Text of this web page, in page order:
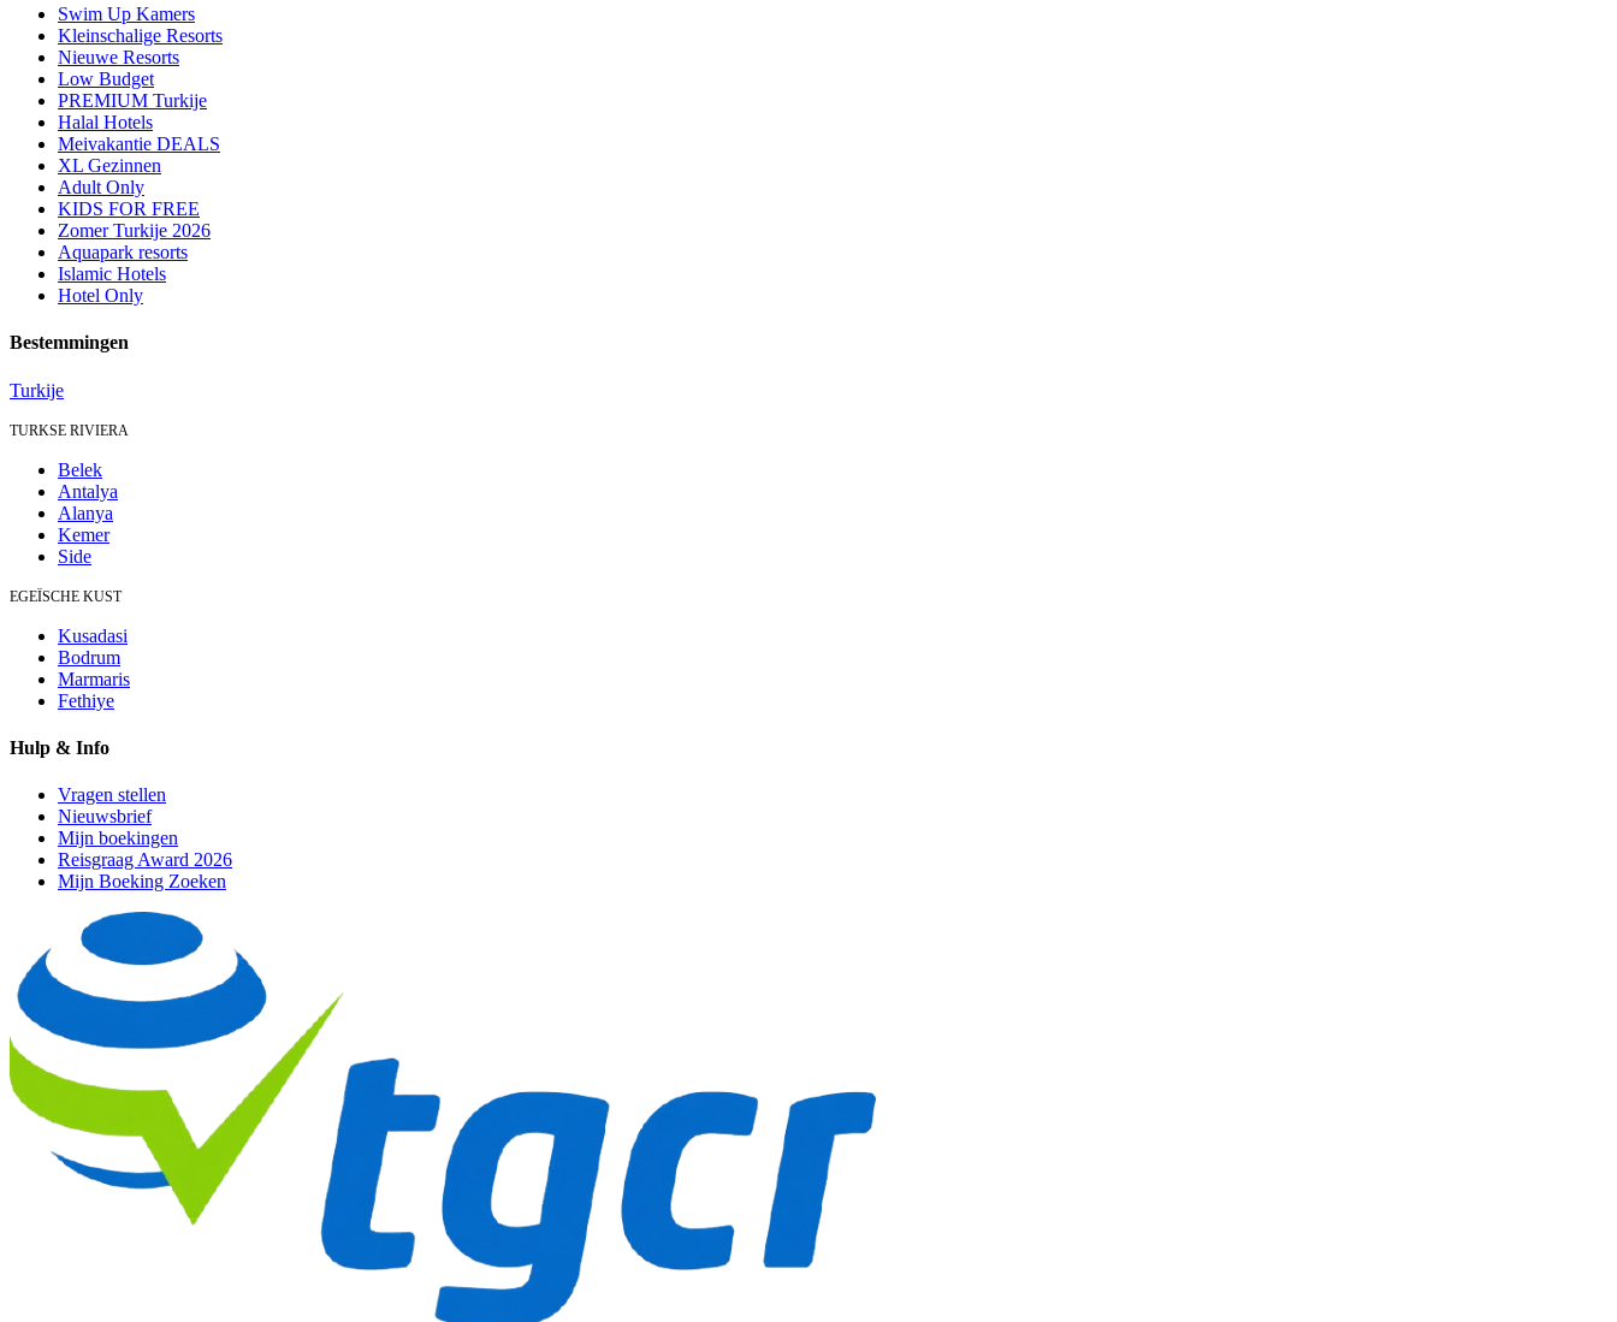
Swim Up Kamers
Kleinschalige Resorts
Nieuwe Resorts
Low Budget
PREMIUM Turkije
Halal Hotels
Meivakantie DEALS
XL Gezinnen
Adult Only
KIDS FOR FREE
Zomer Turkije 2026
Aquapark resorts
Islamic Hotels
Hotel Only
Bestemmingen
Turkije
TURKSE RIVIERA
Belek
Antalya
Alanya
Kemer
Side
EGEÏSCHE KUST
Kusadasi
Bodrum
Marmaris
Fethiye
Hulp & Info
Vragen stellen
Nieuwsbrief
Mijn boekingen
Reisgraag Award 2026
Mijn Boeking Zoeken